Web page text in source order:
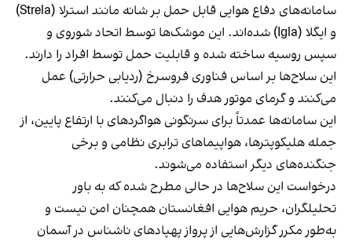
سامانه‌های دفاع هوایی قابل حمل بر شانه مانند استرلا (Strela)
و ایگلا (Igla) شده‌اند. این موشک‌ها توسط اتحاد شوروی و
سپس روسیه ساخته شده و قابلیت حمل توسط افراد را دارند.
این سلاح‌ها بر اساس فناوری فروسرخ (ردیابی حرارتی) عمل
می‌کنند و گرمای موتور هدف را دنبال می‌کنند.
این سامانه‌ها عمدتاً برای سرنگونی هواگردهای با ارتفاع پایین، از
جمله هلیکوپترها، هواپیماهای ترابری نظامی و برخی
جنگنده‌های دیگر استفاده می‌شوند.
درخواست این سلاح‌ها در حالی مطرح شده که به باور
تحلیلگران، حریم هوایی افغانستان همچنان امن نیست و
به‌طور مکرر گزارش‌هایی از پرواز پهپادهای ناشناس در آسمان